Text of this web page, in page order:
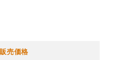
販売価格